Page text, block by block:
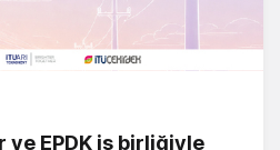
ve EPDK iş birliğiyle